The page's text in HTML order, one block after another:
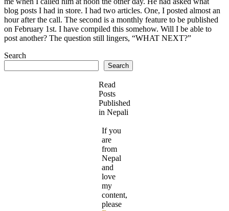
blog posts I had in store. I had two articles. One, I posted almost an
hour after the call. The second is a monthly feature to be published
on February 1st. I have compiled this somehow. Will I be able to
post another? The question still lingers, “WHAT NEXT?”
Search
Search
Read
Posts
Published
in Nepali
If you
are
from
Nepal
and
love
my
content,
please